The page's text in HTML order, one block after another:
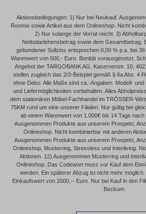
Aktionsbedingungen: 1) Nur bei Neukauf.
Roomio sowie Artikel aus dem Onlineshop. Nicht
2) Nur solange der Vorrat reicht. 3)
Nettodarlehensbetrag sowie dem Gesamtbetrag.
gebundener Sollzins entsprechen 0,00 % p.a. bei
Warenwert von 500,- Euro. Bonität vorausgesetzt.
Angebot der TARGOBANK AG, Kasernenstr. 10,
stellen zugleich das 2/3-Beispiel gemäß § 6a Abs. 4
ohne Deko. Alle Maße sind ca.-Angaben. Modell-
und Liefermöglichkeiten vorbehalten. Alles
dem stationären Möbel-Fachhandel im TRÖSSER-
75KM rund um eine unserer Filialen. Nur gültig bei
ab einem Warenwert von 1.000€ bis 14 Tage nach
Ausgenommen Produkte aus unserem Prospekt,
Onlineshop. Nicht kombinierbar mit anderen
Ausgenommen Produkte aus unserem Prospekt,
Onlineshop, Musterring, Stressless und Interliving.
Aktionen. 12) Ausgenommen Musterring und
Onlineshop. Das Codewort muss vor Kauf dem
werden. Ein späterer Abzug ist nicht mehr
Einkaufswert von 2000,-- Euro. Nur bei Kauf in den
Beckum.